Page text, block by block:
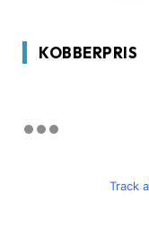
KOBBERPRIS
Track